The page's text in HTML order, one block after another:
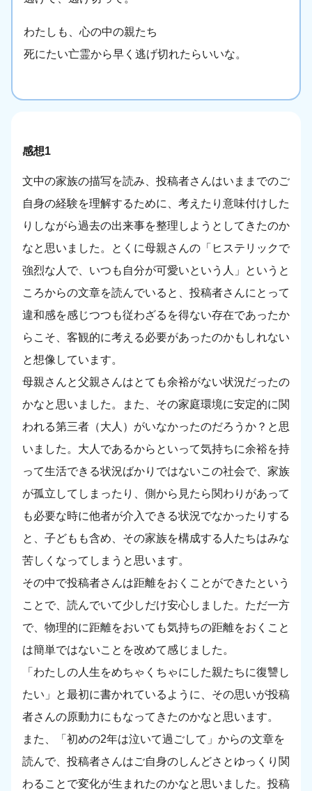
わたしも、心の中の親たち
死にたい亡霊から早く逃げ切れたらいいな。
感想1
文中の家族の描写を読み、投稿者さんはいままでのご
自身の経験を理解するために、考えたり意味付けした
りしながら過去の出来事を整理しようとしてきたのか
なと思いました。とくに母親さんの「ヒステリックで
強烈な人で、いつも自分が可愛いという人」というと
ころからの文章を読んでいると、投稿者さんにとって
違和感を感じつつも従わざるを得ない存在であったか
らこそ、客観的に考える必要があったのかもしれない
と想像しています。
母親さんと父親さんはとても余裕がない状況だったの
かなと思いました。また、その家庭環境に安定的に関
われる第三者（大人）がいなかったのだろうか？と思
いました。大人であるからといって気持ちに余裕を持
って生活できる状況ばかりではないこの社会で、家族
が孤立してしまったり、側から見たら関わりがあって
も必要な時に他者が介入できる状況でなかったりする
と、子どもも含め、その家族を構成する人たちはみな
苦しくなってしまうと思います。
その中で投稿者さんは距離をおくことができたという
ことで、読んでいて少しだけ安心しました。ただ一方
で、物理的に距離をおいても気持ちの距離をおくこと
は簡単ではないことを改めて感じました。
「わたしの人生をめちゃくちゃにした親たちに復讐し
たい」と最初に書かれているように、その思いが投稿
者さんの原動力にもなってきたのかなと思います。
また、「初めの2年は泣いて過ごして」からの文章を
読んで、投稿者さんはご自身のしんどさとゆっくり関
わることで変化が生まれたのかなと思いました。投稿